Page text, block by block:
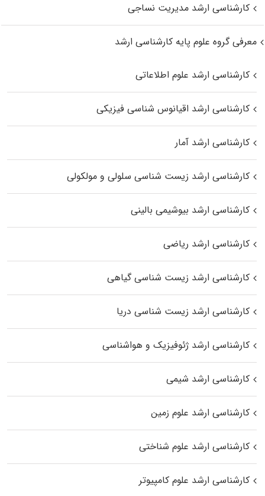
کارشناسی ارشد مدیریت نساجی
معرفی گروه علوم پایه کارشناسی ارشد
کارشناسی ارشد علوم اطلاعاتی
کارشناسی ارشد اقیانوس‌ شناسی فیزیکی
کارشناسی ارشد آمار
کارشناسی ارشد زیست شناسی سلولی و مولکولی
کارشناسی ارشد بیوشیمی بالینی
کارشناسی ارشد ریاضی
کارشناسی ارشد زیست‌ شناسی گیاهی
کارشناسی ارشد زیست‌ شناسی دریا
کارشناسی ارشد ژئوفیزیک و هواشناسی
کارشناسی ارشد شیمی
کارشناسی ارشد علوم زمین
کارشناسی ارشد علوم شناختی
کارشناسی ارشد علوم کامپیوتر